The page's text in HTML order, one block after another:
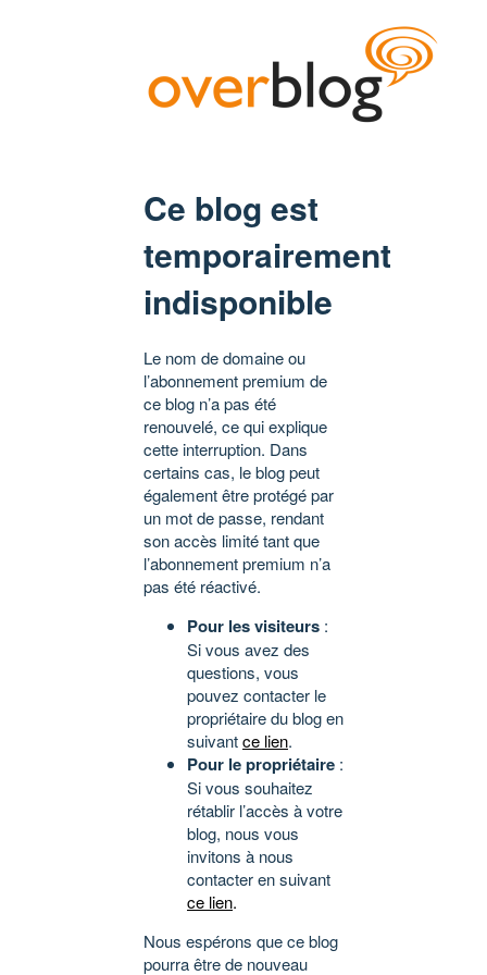
Ce blog est
temporairement
indisponible
Le nom de domaine ou
l’abonnement premium de
ce blog n’a pas été
renouvelé, ce qui explique
cette interruption. Dans
certains cas, le blog peut
également être protégé par
un mot de passe, rendant
son accès limité tant que
l’abonnement premium n’a
pas été réactivé.
Pour les visiteurs :
Si vous avez des
questions, vous
pouvez contacter le
propriétaire du blog en
suivantce lien.
Pour le propriétaire :
Si vous souhaitez
rétablir l’accès à votre
blog, nous vous
invitons à nous
contacter en suivant
ce lien.
Nous espérons que ce blog
pourra être de nouveau